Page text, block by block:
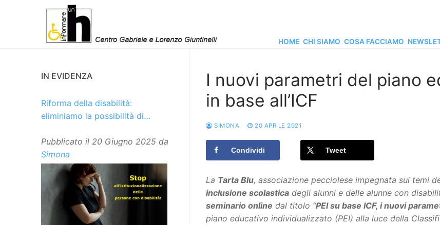
HOME CHI SIAMO COSA FACCIAMO
I nuovi parametri del piano
in base all’ICF
SIMONA 20 APRILE 2021
Condividi Tweet
La Tarta Blu, associazione pecciolese impegnata sui temi
inclusione scolastica degli alunni e delle alunne con
seminario online dal titolo “PEI su base ICF, i nuovi
piano educativo individualizzato (PEI) alla luce della
IN EVIDENZA
Riforma della disabilità:
eliminiamo la possibilità di
Pubblicato il 20 Giugno 2025 da
Simona